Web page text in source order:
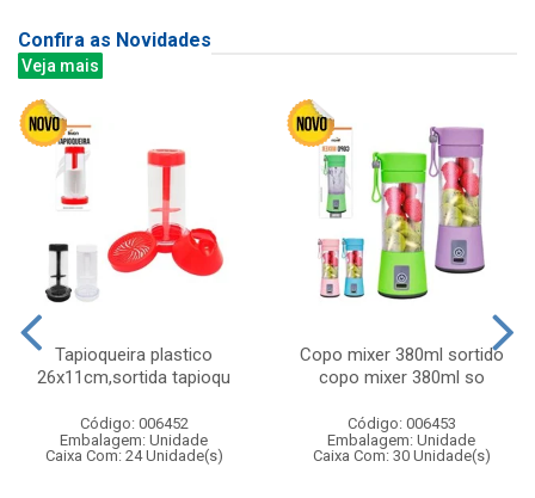
Confira as Novidades
Veja mais
Tapioqueira plastico
26x11cm,sortida tapioqu
Código: 006452
Embalagem: Unidade
Caixa Com: 24 Unidade(s)
Copo mixer 380ml sortido
copo mixer 380ml so
Código: 006453
Embalagem: Unidade
Caixa Com: 30 Unidade(s)